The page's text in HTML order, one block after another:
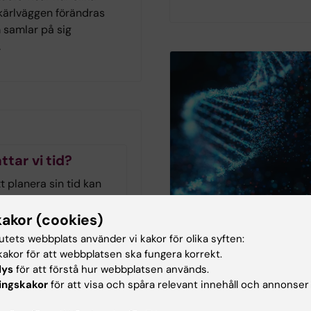
förändras
samlar på sig
vi tid?
planera sin tid kan
men även hos
demenssjukdom eller
och
Christine Persson
sig för tidshantering
The Conversation
Genetisk
(cookies)
webbplats använder vi kakor för olika syften:
för att webbplatsen ska fungera korrekt.
för att förstå hur webbplatsen används.
för att visa och spåra relevant innehåll och